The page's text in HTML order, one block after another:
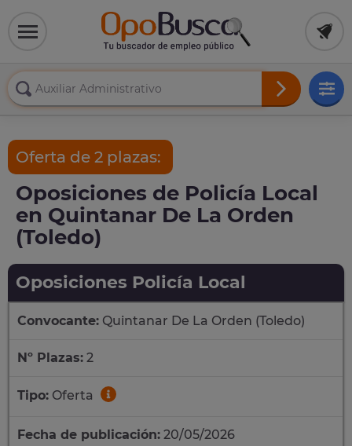
Oferta de 2 plazas:
Oposiciones de Policía Local
en Quintanar De La Orden
(Toledo)
Oposiciones Policía Local
Convocante: Quintanar De La Orden (Toledo)
Nº Plazas: 2
Tipo: Oferta
Fecha de publicación: 20/05/2026